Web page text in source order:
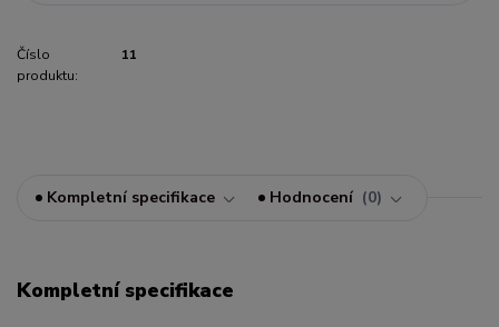
Číslo
produktu:
11
Kompletní specifikace Hodnocení 0
Kompletní specifikace